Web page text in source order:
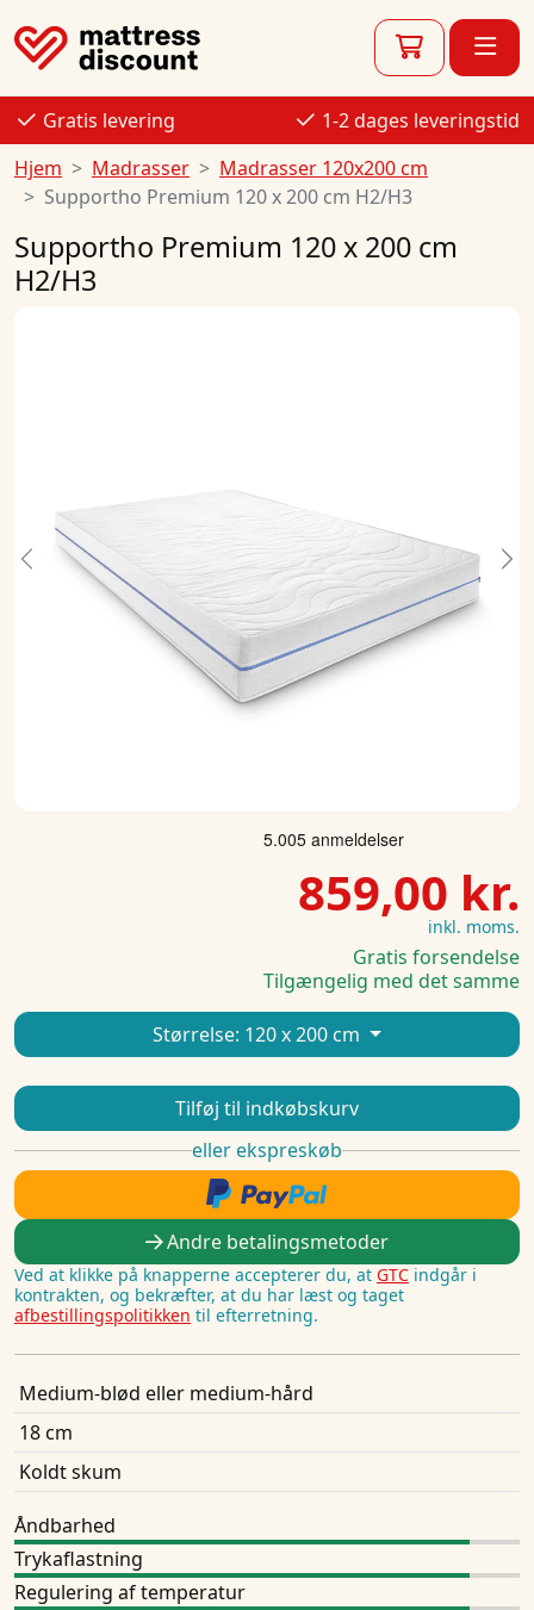
Gratis levering
1-2 dages leveringstid
Hjem
Madrasser
Madrasser 120x200 cm
Supportho Premium 120 x 200 cm H2/H3
Supportho Premium 120 x 200 cm
H2/H3
Previous
859,00 kr.
inkl. moms.
Gratis forsendelse
Tilgængelig med det samme
Størrelse: 120 x 200 cm
Tilføj til indkøbskurv
eller ekspreskøb
Andre betalingsmetoder
Ved at klikke på knapperne accepterer du, at GTC indgår i
kontrakten, og bekræfter, at du har læst og taget
afbestillingspolitikken til efterretning.
Medium-blød eller medium-hård
18 cm
Koldt skum
Åndbarhed
Trykaflastning
Regulering af temperatur